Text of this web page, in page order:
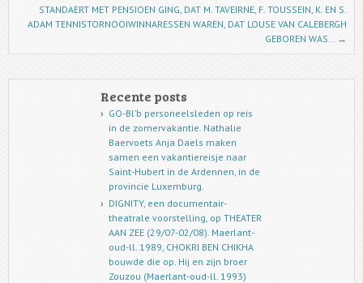
STANDAERT MET PENSIOEN GING, DAT M. TAVEIRNE, F. TOUSSEIN, K. EN S.
ADAM TENNISTORNOOIWINNARESSEN WAREN, DAT LOUSE VAN CALEBERGH
GEBOREN WAS… →
Recente posts
GO-Bl’b personeelsleden op reis
in de zomervakantie. Nathalie
Baervoets Anja Daels maken
samen een vakantiereisje naar
Saint-Hubert in de Ardennen, in de
provincie Luxemburg.
DIGNITY, een documentair-
theatrale voorstelling, op THEATER
AAN ZEE (29/07-02/08). Maerlant-
oud-ll. 1989, CHOKRI BEN CHIKHA
bouwde die op. Hij en zijn broer
Zouzou (Maerlant-oud-ll. 1993)